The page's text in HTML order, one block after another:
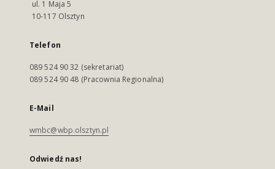
ul. 1 Maja 5
10-117 Olsztyn
Telefon
089 524 90 32 (sekretariat)
089 524 90 48 (Pracownia Regionalna)
E-Mail
wmbc@wbp.olsztyn.pl
Odwiedź nas!